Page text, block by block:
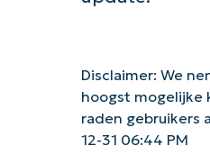
Disclaimer: We
hoogst mogelijke
raden gebruikers
12-31 06:44 PM